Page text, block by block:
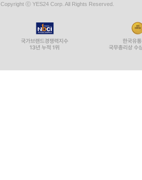
Copyright ⓒ YES24 Corp. All Rights Reserved.